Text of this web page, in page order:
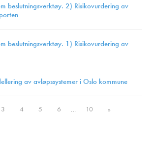
beslutningsverktøy. 2) Risikovurdering av
beslutningsverktøy. 1) Risikovurdering av
av avløpssystemer i Oslo kommune
3 4 5 6 … 10 »